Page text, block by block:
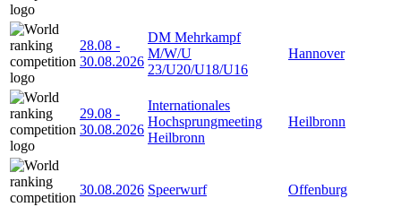
28.08 -
30.08.2026
DM Mehrkampf
M/W/U
23/U20/U18/U16
Hannover
29.08 -
30.08.2026
Internationales
Hochsprungmeeting
Heilbronn
Heilbronn
30.08.2026 Speerwurf Offenburg